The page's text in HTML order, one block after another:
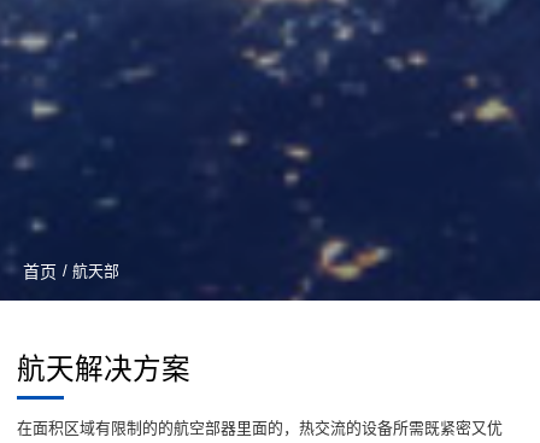
首页 / 航天部
航天解决方案
在面积区域有限制的的航空部器里面的，热交流的设备所需既紧密又优